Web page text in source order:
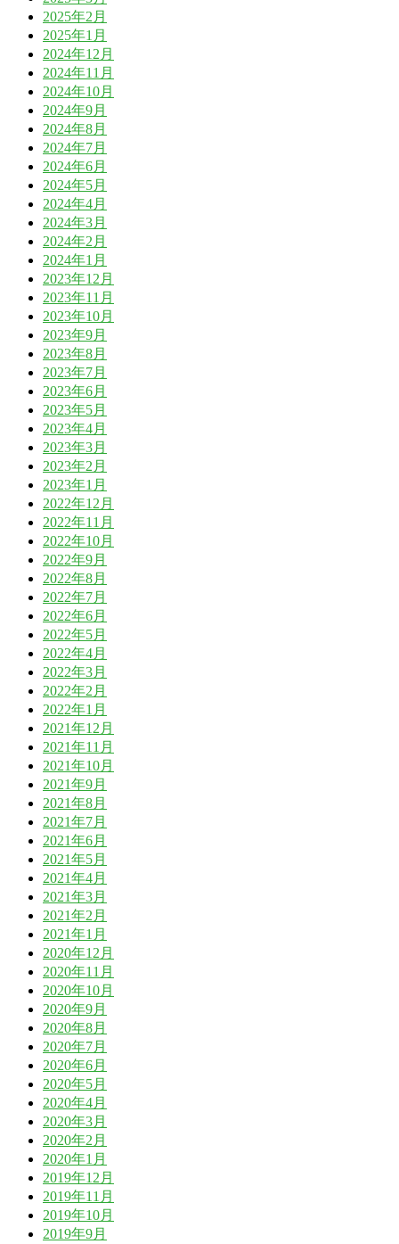
2025年2月
2025年1月
2024年12月
2024年11月
2024年10月
2024年9月
2024年8月
2024年7月
2024年6月
2024年5月
2024年4月
2024年3月
2024年2月
2024年1月
2023年12月
2023年11月
2023年10月
2023年9月
2023年8月
2023年7月
2023年6月
2023年5月
2023年4月
2023年3月
2023年2月
2023年1月
2022年12月
2022年11月
2022年10月
2022年9月
2022年8月
2022年7月
2022年6月
2022年5月
2022年4月
2022年3月
2022年2月
2022年1月
2021年12月
2021年11月
2021年10月
2021年9月
2021年8月
2021年7月
2021年6月
2021年5月
2021年4月
2021年3月
2021年2月
2021年1月
2020年12月
2020年11月
2020年10月
2020年9月
2020年8月
2020年7月
2020年6月
2020年5月
2020年4月
2020年3月
2020年2月
2020年1月
2019年12月
2019年11月
2019年10月
2019年9月